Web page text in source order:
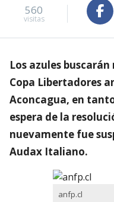
560
visitas
Los azules
Copa Libertadores
Aconcagua, en
espera de la
nuevamente fue
Audax Italiano.
anfp.cl